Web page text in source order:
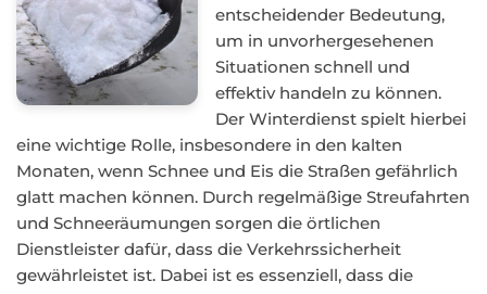
entscheidender Bedeutung,
um in unvorhergesehenen
Situationen schnell und
effektiv handeln zu können.
Der Winterdienst spielt hierbei
eine wichtige Rolle, insbesondere in den kalten
Monaten, wenn Schnee und Eis die Straßen gefährlich
glatt machen können. Durch regelmäßige Streufahrten
und Schneeräumungen sorgen die örtlichen
Dienstleister dafür, dass die Verkehrssicherheit
gewährleistet ist. Dabei ist es essenziell, dass die